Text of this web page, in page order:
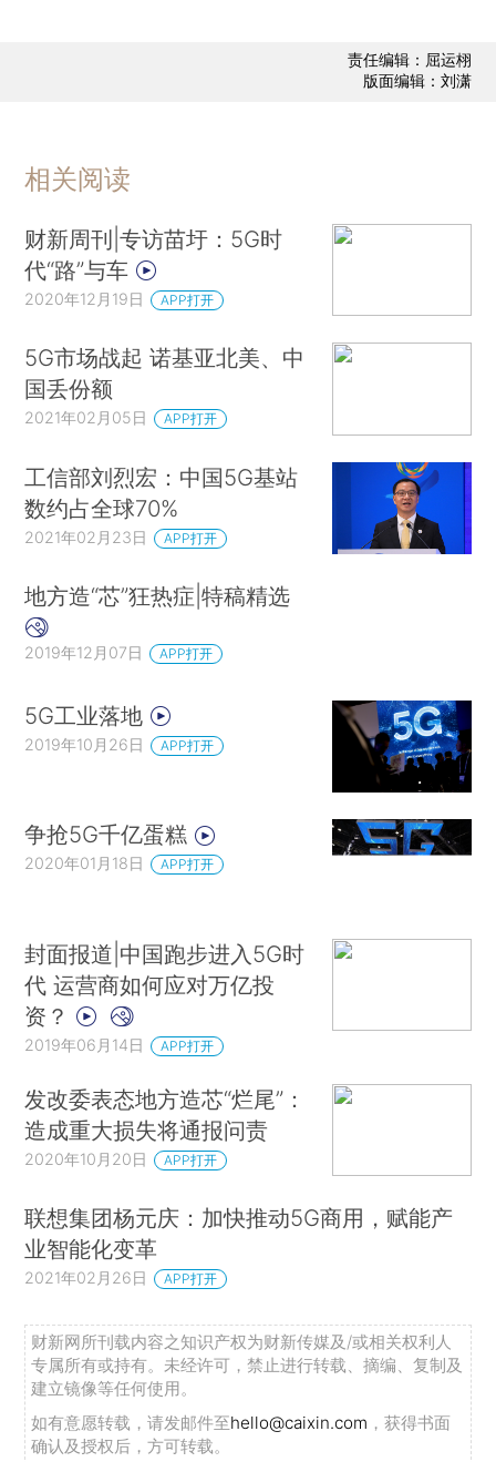
责任编辑：屈运栩
版面编辑：刘潇
相关阅读
财新周刊|专访苗圩：5G时
代“路”与车
2020年12月19日 APP打开
5G市场战起 诺基亚北美、中
国丢份额
2021年02月05日 APP打开
工信部刘烈宏：中国5G基站
数约占全球70%
2021年02月23日 APP打开
地方造“芯”狂热症|特稿精选
2019年12月07日 APP打开
5G工业落地
2019年10月26日 APP打开
争抢5G千亿蛋糕
2020年01月18日 APP打开
封面报道|中国跑步进入5G时
代 运营商如何应对万亿投
资？
2019年06月14日 APP打开
发改委表态地方造芯“烂尾”：
造成重大损失将通报问责
2020年10月20日 APP打开
联想集团杨元庆：加快推动5G商用，赋能产
业智能化变革
2021年02月26日 APP打开
财新网所刊载内容之知识产权为财新传媒及/或相关权利人
专属所有或持有。未经许可，禁止进行转载、摘编、复制及
建立镜像等任何使用。
如有意愿转载，请发邮件至hello@caixin.com ，获得书面
确认及授权后，方可转载。